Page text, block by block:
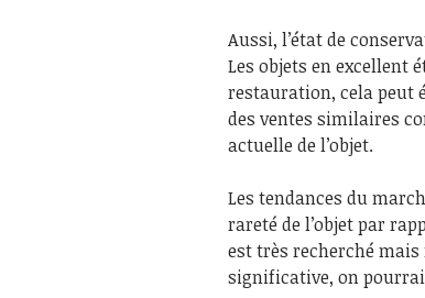
Aussi, l’état de
Les objets en excellent
restauration, cela peut
des ventes similaires
actuelle de l’objet.
Les tendances du
rareté de l’objet par
est très recherché
significative, on